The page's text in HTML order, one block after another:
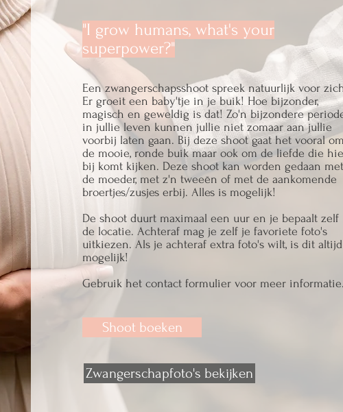
"I grow humans, what's your
superpower?"
Een zwangerschapsshoot spreek natuurlijk voor
Er groeit een baby'tje in je buik! Hoe bijzonder,
magisch en geweldig is dat! Zo'n bijzondere
in jullie leven kunnen jullie niet zomaar aan jullie
voorbij laten gaan. Bij deze shoot gaat het vooral om
de mooie, ronde buik maar ook om de liefde die
bij komt kijken. Deze shoot kan worden gedaan met
de moeder, met z'n tweeēn of met de aankomende
broertjes/zusjes erbij. Alles is mogelijk!
De shoot duurt maximaal een uur en je bepaalt zelf
de locatie. Achteraf mag je zelf je favoriete foto's
uitkiezen. Als je achteraf extra foto's wilt, is dit altijd
mogelijk!
Gebruik het contact formulier voor meer informatie.
Shoot boeken
Zwangerschapfoto's bekijken